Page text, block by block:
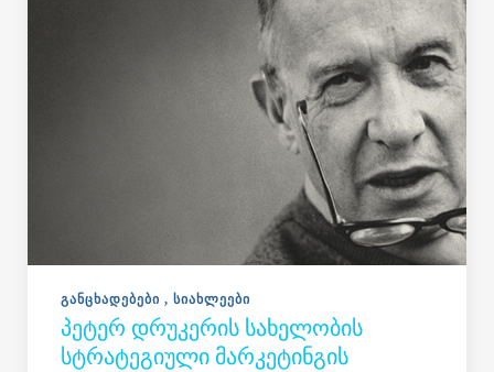
ᲒᲐᲜᲪᲮᲐᲓᲔᲑᲔᲑᲘ ᲡᲘᲐᲮᲚᲔᲔᲑᲘ
ᲞᲔᲢᲔᲠ ᲓᲠᲣᲙᲔᲠᲘᲡ ᲡᲐᲮᲔᲚᲝᲑᲘᲡ
ᲡᲢᲠᲐᲢᲔᲒᲘᲣᲚᲘ ᲛᲐᲠᲙᲔᲢᲘᲜᲒᲘᲡ